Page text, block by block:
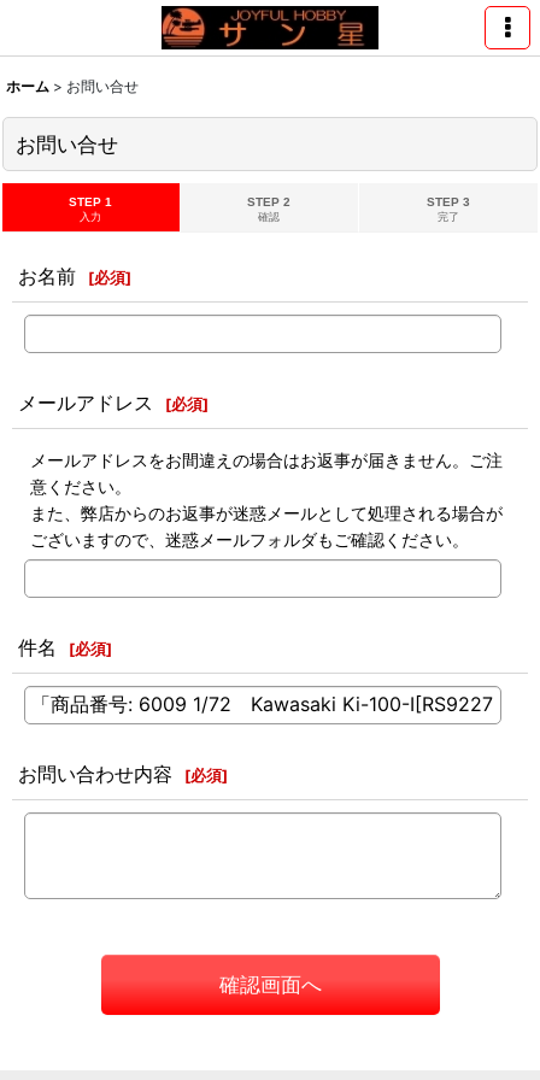
ホーム > お問い合せ
お問い合せ
STEP 1
入力
STEP 2
確認
STEP 3
完了
お名前 [必須]
メールアドレス [必須]
メールアドレスをお間違えの場合はお返事が届きません。ご注
意ください。
また、弊店からのお返事が迷惑メールとして処理される場合が
ございますので、迷惑メールフォルダもご確認ください。
件名 [必須]
お問い合わせ内容 [必須]
確認画面へ